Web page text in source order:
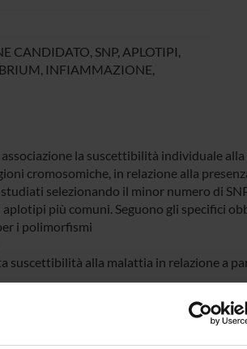
CANDIDATO, SNP, APLOTIPI,
INFIAMMAZIONE,
la suscettibilità individuale
cromosomiche, in relazione alla
selezionando il minor numero di
più comuni. Seguono gli specifici
i polimorfismi
alla malattia in relazione a